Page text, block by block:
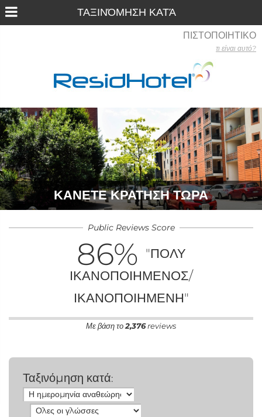
ΚΆΝΕΤΕ ΚΡΆΤΗΣΗ ΤΏΡΑ
Public Reviews Score
86% "ΠΟΛΎ
ΙΚΑΝΟΠΟΙΗΜΈΝΟΣ/
ΙΚΑΝΟΠΟΙΗΜΈΝΗ"
Με βάση το2,376reviews
Ταξινόμηση κατά:
ΠΙΣΤΟΠΟΙΗΤΙΚΟ
τι είναι αυτό?